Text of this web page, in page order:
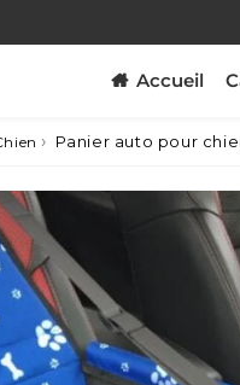
Accueil
› Panier auto pour